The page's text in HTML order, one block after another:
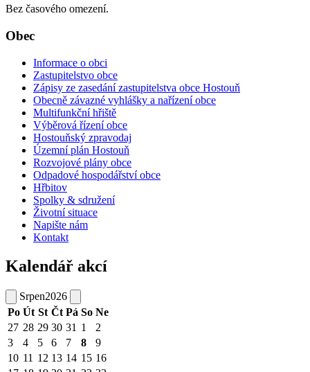
Bez časového omezení.
Obec
Informace o obci
Zastupitelstvo obce
Zápisy ze zasedání zastupitelstva obce Hostouň
Obecně závazné vyhlášky a nařízení obce
Multifunkční hřiště
Výběrová řízení obce
Hostouňský zpravodaj
Územní plán Hostouň
Rozvojové plány obce
Odpadové hospodářství obce
Hřbitov
Spolky & sdružení
Životní situace
Napište nám
Kontakt
Kalendář akcí
Srpen2026
Po Út St Čt Pá So Ne
27 28 29 30 31 1
2
3
4 5 6 7 8
9
10 11 12 13 14 15 16